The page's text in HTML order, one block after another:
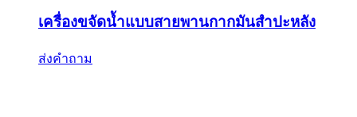
เครื่องขจัดน้ำแบบสายพานกากมันสำปะหลัง
ส่งคำถาม